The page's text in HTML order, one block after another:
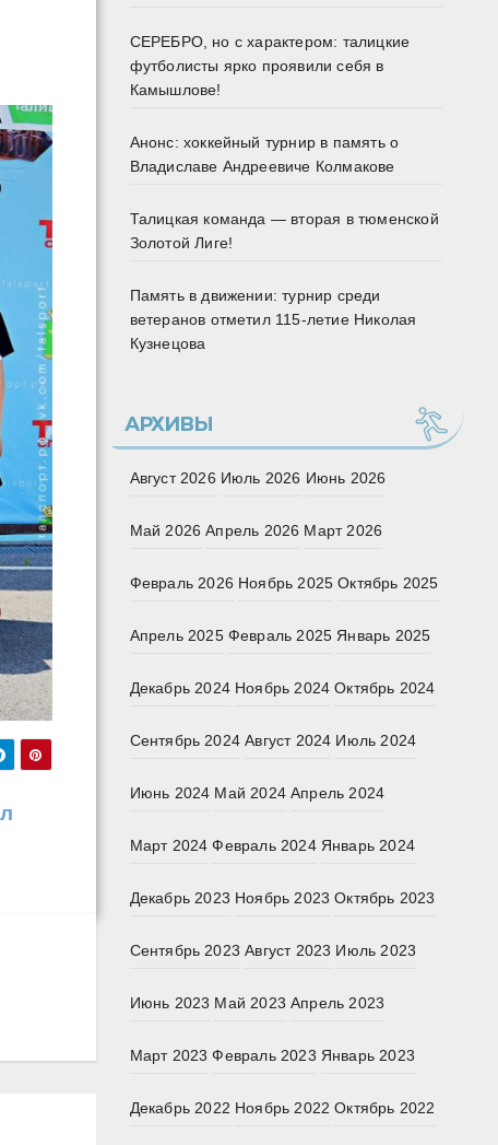
СЕРЕБРО, но с характером: талицкие
футболисты ярко проявили себя в
Камышлове!
Анонс: хоккейный турнир в память о
Владиславе Андреевиче Колмакове
Талицкая команда — вторая в тюменской
Золотой Лиге!
Память в движении: турнир среди
ветеранов отметил 115‑летие Николая
Кузнецова
АРХИВЫ
Август 2026 Июль 2026 Июнь 2026
Май 2026 Апрель 2026 Март 2026
Февраль 2026 Ноябрь 2025 Октябрь 2025
Апрель 2025 Февраль 2025 Январь 2025
Декабрь 2024 Ноябрь 2024 Октябрь 2024
Сентябрь 2024 Август 2024 Июль 2024
Июнь 2024 Май 2024 Апрель 2024
Март 2024 Февраль 2024 Январь 2024
Декабрь 2023 Ноябрь 2023 Октябрь 2023
Сентябрь 2023 Август 2023 Июль 2023
Июнь 2023 Май 2023 Апрель 2023
Март 2023 Февраль 2023 Январь 2023
Декабрь 2022 Ноябрь 2022 Октябрь 2022